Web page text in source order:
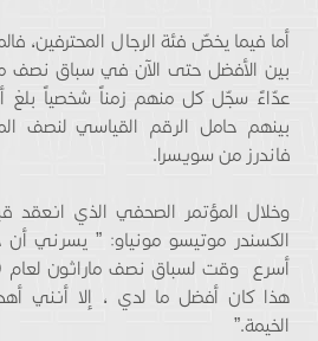
أما فيما يخصّ فئة الرجال المحترفين،
بينهم حامل الرقم القياسي لنصف
فاندرز من سويسرا.
وخلال المؤتمر الصحفي الذي انعقد
هذا كان أفضل ما لدي ، إلا أنني
الخيمة.”